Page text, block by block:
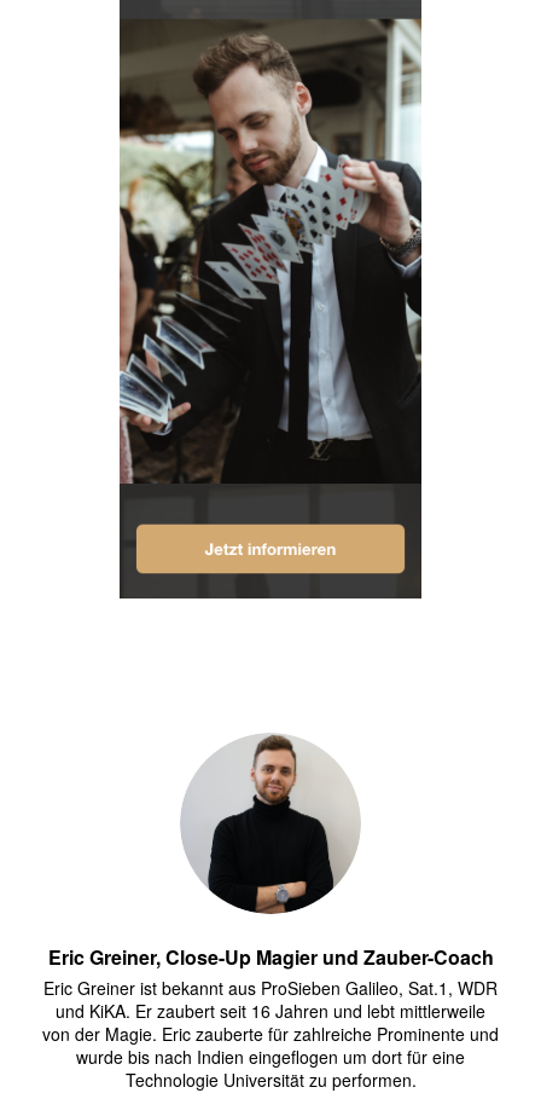
Eric Greiner, Close-Up Magier und Zauber-Coach
Eric Greiner ist bekannt aus ProSieben Galileo, Sat.1, WDR
und KiKA. Er zaubert seit 16 Jahren und lebt mittlerweile
von der Magie. Eric zauberte für zahlreiche Prominente und
wurde bis nach Indien eingeflogen um dort für eine
Technologie Universität zu performen.